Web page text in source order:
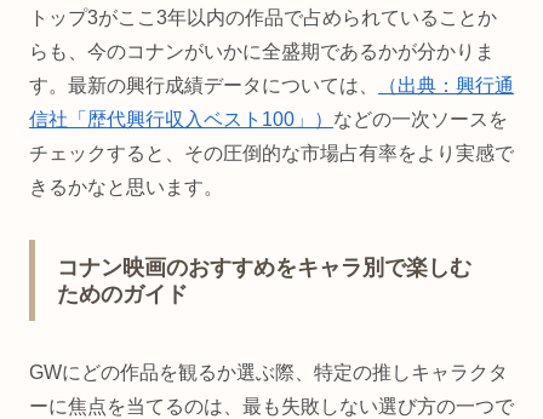
トップ3がここ3年以内の作品で占められていることか
らも、今のコナンがいかに全盛期であるかが分かりま
す。最新の興行成績データについては、
（出典：興行通
信社「歴代興行収入ベスト100」） などの一次ソースを
チェックすると、その圧倒的な市場占有率をより実感で
きるかなと思います。
コナン映画のおすすめをキャラ別で楽しむ
ためのガイド
GWにどの作品を観るか選ぶ際、特定の推しキャラクタ
ーに焦点を当てるのは、最も失敗しない選び方の一つで